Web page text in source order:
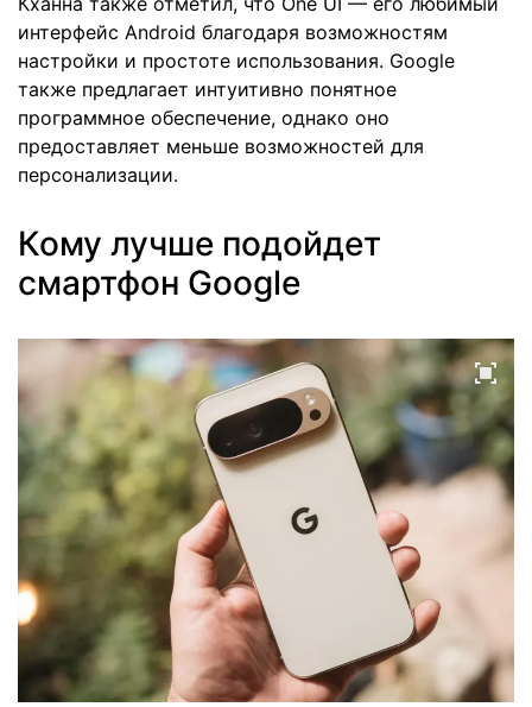
интерфейс Android благодаря возможностям
настройки и простоте использования. Google
также предлагает интуитивно понятное
программное обеспечение, однако оно
предоставляет меньше возможностей для
персонализации.
Кому лучше подойдет
смартфон Google